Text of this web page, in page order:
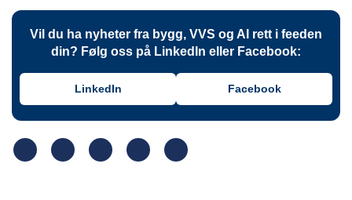
Vil du ha nyheter fra bygg, VVS og AI rett i feeden
din? Følg oss på LinkedIn eller Facebook:
LinkedIn Facebook